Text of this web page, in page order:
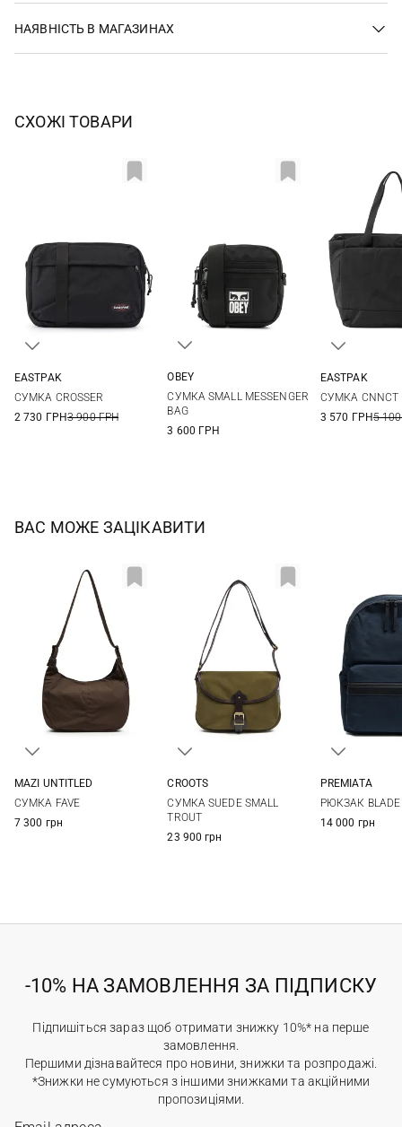
НАЯВНІСТЬ В МАГАЗИНАХ
СХОЖІ ТОВАРИ
EASTPAK
СУМКА CROSSER
2 730 ГРН3 900 ГРН
OBEY
СУМКА SMALL MESSENGER
BAG
3 600 ГРН
EASTPAK
СУМКА CNNCT
3 570 ГРН5
ВАС МОЖЕ ЗАЦІКАВИТИ
MAZI UNTITLED
СУМКА FAVE
7 300 грн
CROOTS
СУМКА SUEDE SMALL
TROUT
23 900 грн
PREMIATA
РЮКЗАК BLADE
14 000 грн
-10% НА ЗАМОВЛЕННЯ ЗА ПІДПИСКУ
Підпишіться зараз щоб отримати знижку 10%* на перше
замовлення.
Першими дізнавайтеся про новини, знижки та розпродажі.
*Знижки не сумуються з іншими знижками та акційними
пропозиціями.